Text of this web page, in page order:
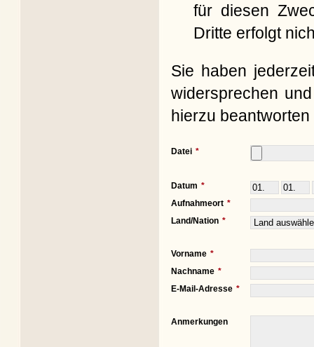
für diesen
Dritte erfolgt
Sie haben
widersprechen
hierzu
Datei
Datum
Aufnahmeort
Land/Nation
Vorname
Nachname
E-Mail-Adresse
Anmerkungen